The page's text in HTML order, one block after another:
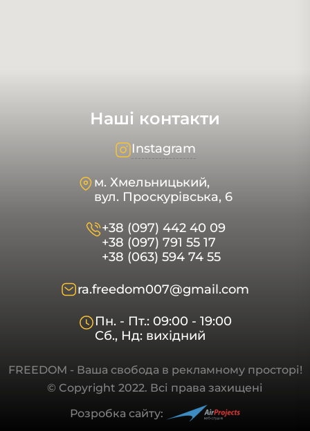
Наші контакти
Instagram
м. Хмельницький,
вул. Проскурівська, 6
+38 (097) 442 40 09
+38 (097) 791 55 17
+38 (063) 594 74 55
ra.freedom007@gmail.com
Пн. - Пт.: 09:00 - 19:00
Сб., Нд: вихідний
FREEDOM - Ваша свобода в рекламному просторі!
© Copyright 2022. Всі права захищені
Розробка сайту: